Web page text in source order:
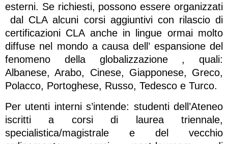
esterni. Se richiesti, possono essere organizzati
dal CLA alcuni corsi aggiuntivi con rilascio di
certificazioni CLA anche in lingue ormai molto
diffuse nel mondo a causa dell’ espansione del
fenomeno della globalizzazione , quali:
Albanese, Arabo, Cinese, Giapponese, Greco,
Polacco, Portoghese, Russo, Tedesco e Turco.
Per utenti interni s’intende: studenti dell’Ateneo
iscritti a corsi di laurea triennale,
specialistica/magistrale e del vecchio